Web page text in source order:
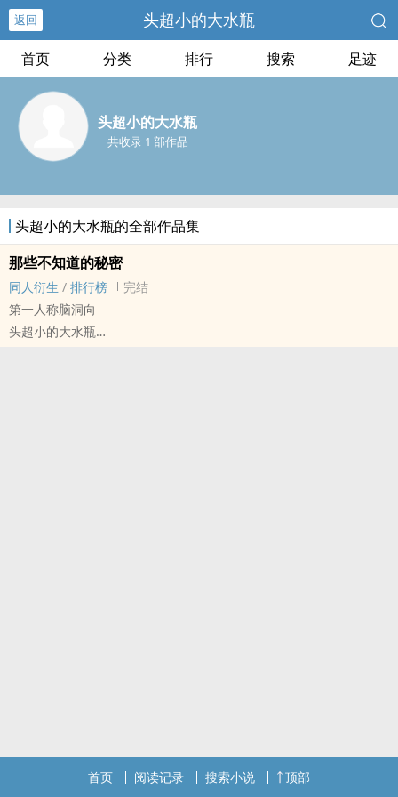
返回 头超小的大水瓶
首页 分类 排行 搜索 足迹
头超小的大水瓶
共收录 1 部作品
头超小的大水瓶的全部作品集
那些不知道的秘密
同人衍生 / 排行榜
完结
第一人称脑洞向
头超小的大水瓶
首页 阅读记录 搜索小说 顶部